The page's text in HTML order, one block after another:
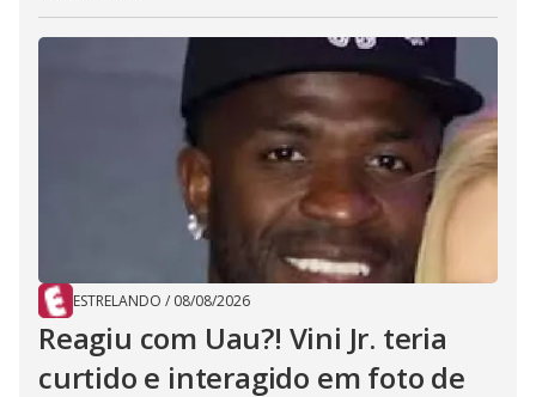
ESTRELANDO / 08/08/2026
Reagiu com Uau?! Vini Jr. teria
curtido e interagido em foto de